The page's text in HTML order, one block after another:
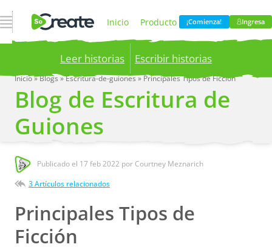
Abrir navegación Inicio Producto
Precios Blog
Compania
¡Comienza! Ingresa
Leer historias Escribir historias
Publish your stories to a global audience.
now!
Inicio»Blogs»Escritura-de-guiones»Principales Tipos de Ficción
Blog de Escritura de
Guiones
Publicado el 17 feb 2022 por Courtney Meznarich
3 Artículos relacionados
Principales Tipos de
Ficción